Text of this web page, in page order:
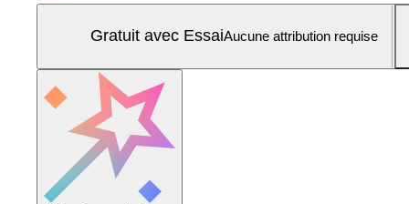
Gratuit avec EssaiAucune attribution requise